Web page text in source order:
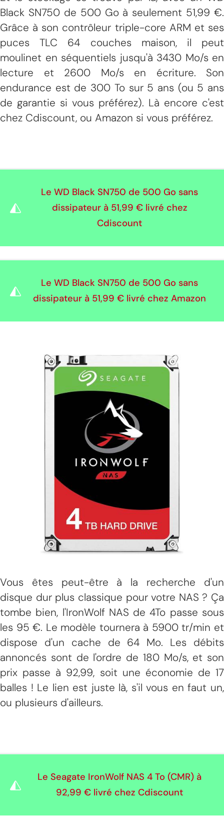
Black SN750 de 500 Go à seulement 51,99 €.
Grâce à son contrôleur triple-core ARM et ses
puces TLC 64 couches maison, il peut
moulinet en séquentiels jusqu'à 3430 Mo/s en
lecture et 2600 Mo/s en écriture. Son
endurance est de 300 To sur 5 ans (ou 5 ans
de garantie si vous préférez). Là encore c'est
chez Cdiscount, ou Amazon si vous préférez.
Le WD Black SN750 de 500 Go sans
dissipateur à 51,99 € livré chez
Cdiscount
Le WD Black SN750 de 500 Go sans
dissipateur à 51,99 € livré chez Amazon
Vous êtes peut-être à la recherche d'un
disque dur plus classique pour votre NAS ? Ça
tombe bien, l'IronWolf NAS de 4To passe sous
les 95 €. Le modèle tournera à 5900 tr/min et
dispose d'un cache de 64 Mo. Les débits
annoncés sont de l'ordre de 180 Mo/s, et son
prix passe à 92,99, soit une économie de 17
balles ! Le lien est juste là, s'il vous en faut un,
ou plusieurs d'ailleurs.
Le Seagate IronWolf NAS 4 To (CMR) à
92,99 € livré chez Cdiscount